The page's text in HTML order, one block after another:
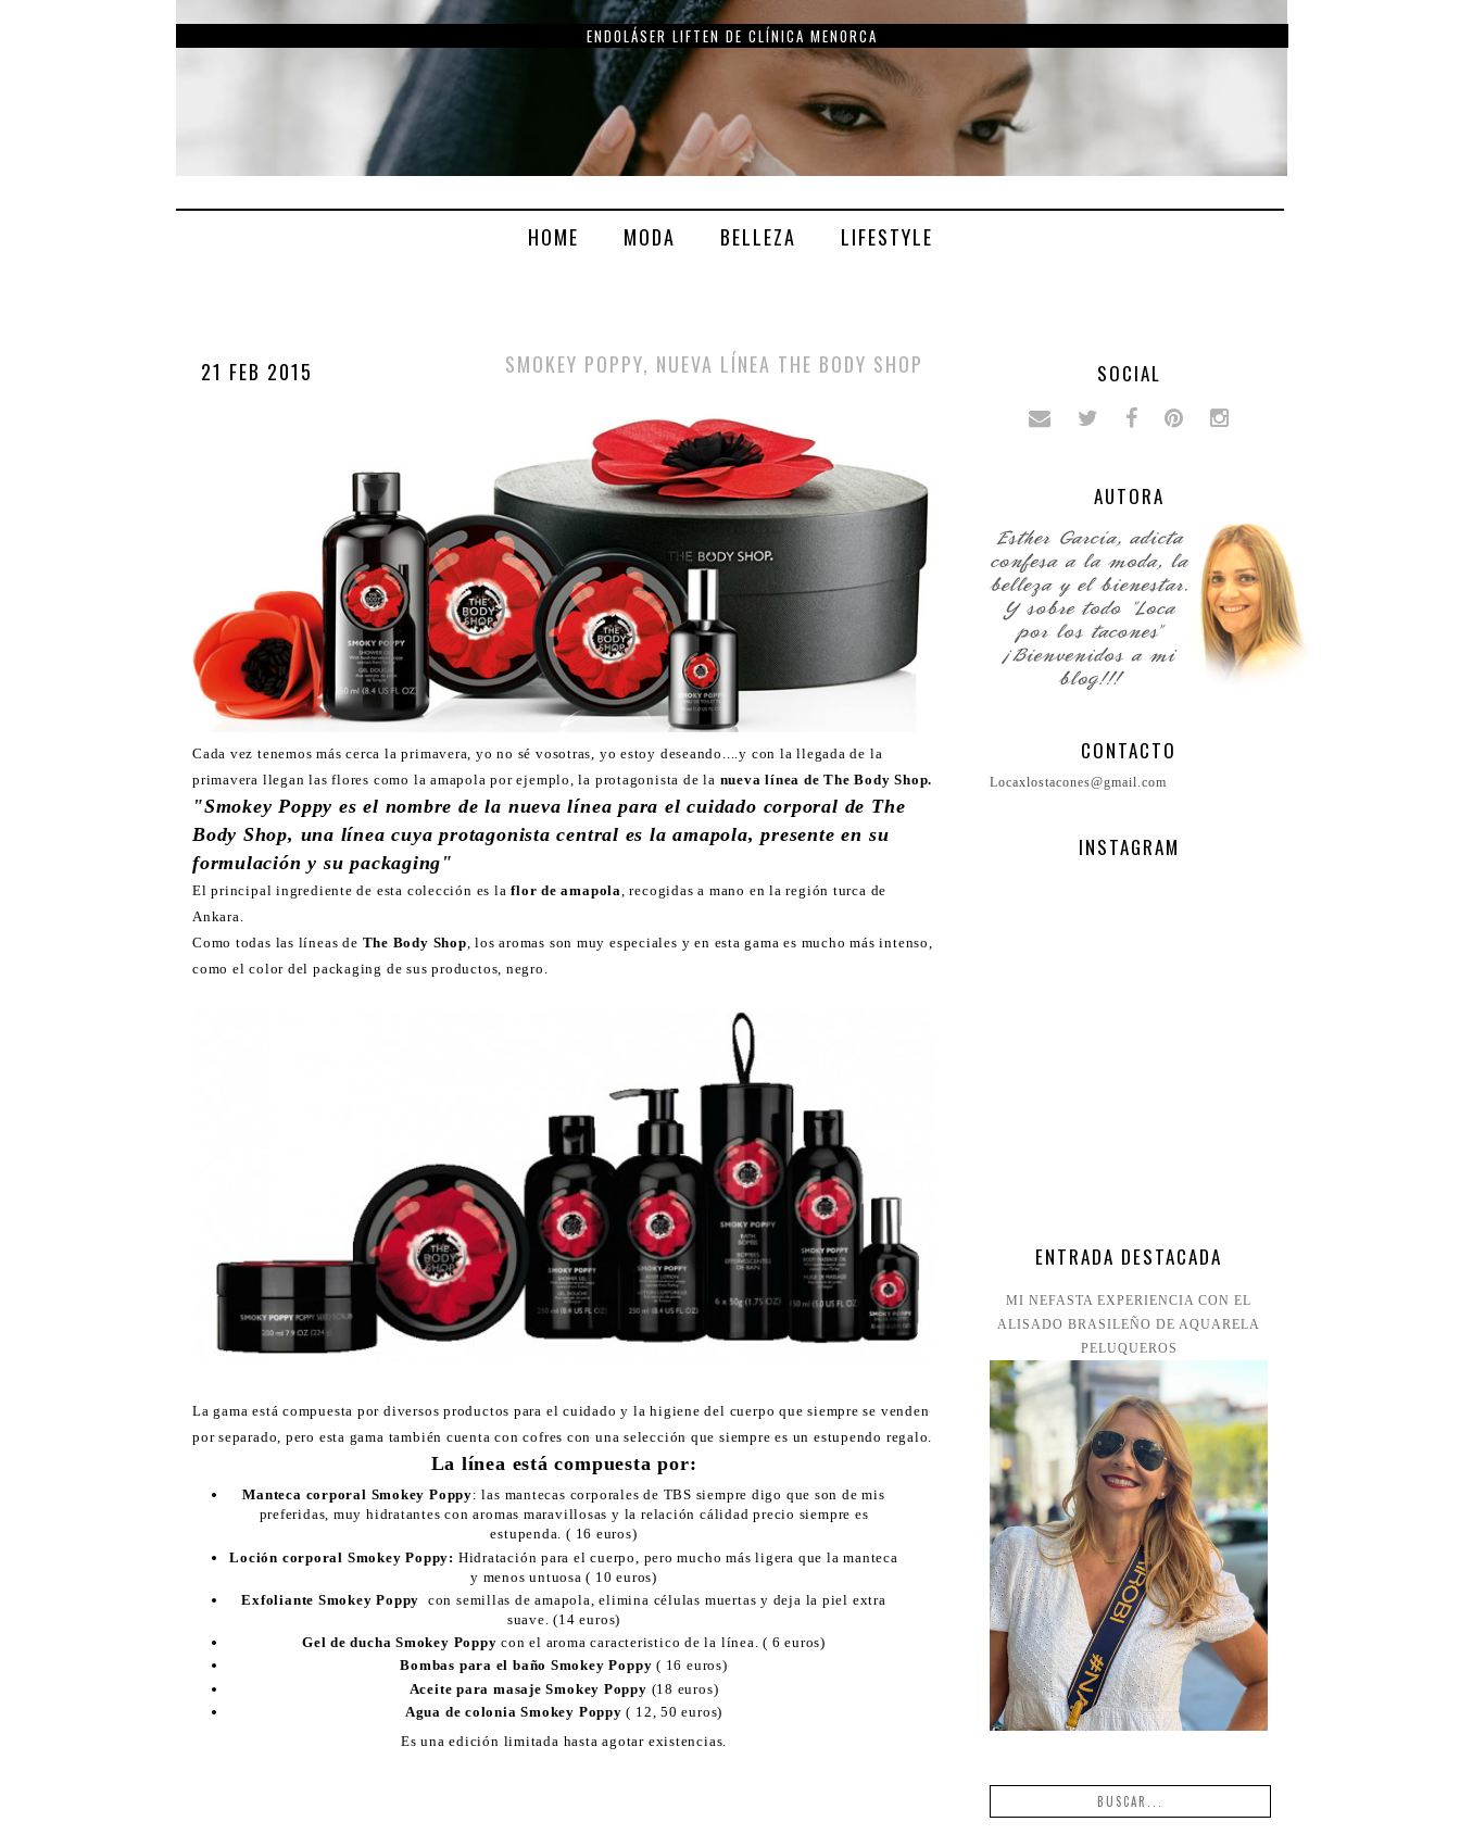
ENDOLÁSER LIFTEN DE CLÍNICA MENORCA
HOME MODA BELLEZA LIFESTYLE
21 FEB 2015 SMOKEY POPPY, NUEVA LÍNEA THE BODY SHOP
Cada vez tenemos más cerca la primavera, yo no sé vosotras, yo estoy deseando....y con la llegada de la
primavera llegan las flores como la amapola por ejemplo, la protagonista de la nueva línea de The Body Shop.
"Smokey Poppy es el nombre de la nueva línea para el cuidado corporal de The
Body Shop, una línea cuya protagonista central es la amapola, presente en su
formulación y su packaging"
El principal ingrediente de esta colección es laflor de amapola , recogidas a mano en la región turca de
Ankara.
Como todas las líneas de The Body Shop , los aromas son muy especiales y en esta gama es mucho más intenso,
como el color del packaging de sus productos, negro.
La gama está compuesta por diversos productos para el cuidado y la higiene del cuerpo que siempre se venden
por separado, pero esta gama también cuenta con cofres con una selección que siempre es un estupendo regalo.
La línea está compuesta por:
Manteca corporal Smokey Poppy: las mantecas corporales de TBS siempre digo que son de mis
preferidas, muy hidratantes con aromas maravillosas y la relación cálidad precio siempre es
estupenda. ( 16 euros)
Loción corporal Smokey Poppy: Hidratación para el cuerpo, pero mucho más ligera que la manteca
y menos untuosa ( 10 euros)
Exfoliante Smokey Poppy con semillas de amapola, elimina células muertas y deja la piel extra
suave. (14 euros)
Gel de ducha Smokey Poppycon el aroma caracteristico de la línea. ( 6 euros)
Bombas para el baño Smokey Poppy ( 16 euros)
Aceite para masaje Smokey Poppy (18 euros)
Agua de colonia Smokey Poppy ( 12, 50 euros)
Es una edición limitada hasta agotar existencias.
SOCIAL
AUTORA
CONTACTO
Locaxlostacones@gmail.com
INSTAGRAM
ENTRADA DESTACADA
MI NEFASTA EXPERIENCIA CON EL
ALISADO BRASILEÑO DE AQUARELA
PELUQUEROS